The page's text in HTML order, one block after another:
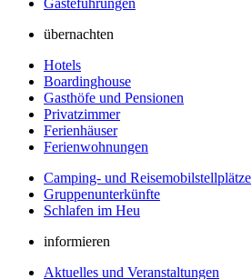
Gästeführungen
übernachten
Hotels
Boardinghouse
Gasthöfe und Pensionen
Privatzimmer
Ferienhäuser
Ferienwohnungen
Camping- und Reisemobilstellplätze
Gruppenunterkünfte
Schlafen im Heu
informieren
Aktuelles und Veranstaltungen